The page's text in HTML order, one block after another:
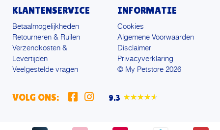
KLANTENSERVICE
Betaalmogelijkheden
Retourneren & Ruilen
Verzendkosten &
Levertijden
Veelgestelde vragen
INFORMATIE
Cookies
Algemene Voorwaarden
Disclaimer
Privacyverklaring
© My Petstore 2026
VOLG ONS: 9.3 ★★★★★